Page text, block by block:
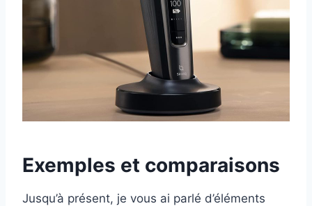
Exemples et comparaisons
Jusqu’à présent, je vous ai parlé d’éléments